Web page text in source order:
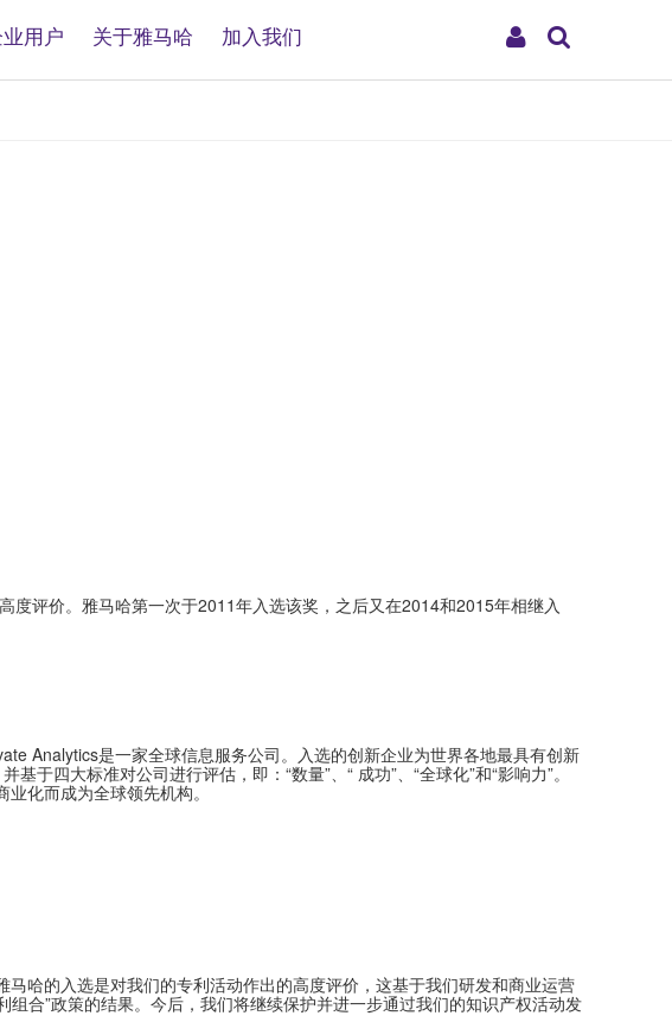
My
用户 关于雅马哈 加入我们
评价。雅马哈第一次于2011年入选该奖，之后又在2014和2015年相继入
Analytics是一家全球信息服务公司。入选的创新企业为世界各地最具有创新
四大标准对公司进行评估，即：“数量”、“ 成功”、“全球化”和“影响力”。
化而成为全球领先机构。
哈的入选是对我们的专利活动作出的高度评价，这基于我们研发和商业运营
合”政策的结果。今后，我们将继续保护并进一步通过我们的知识产权活动发